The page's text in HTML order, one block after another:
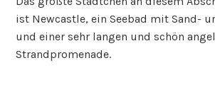
ist Newcastle, ein Seebad mit Sand-
und einer sehr langen und schön
Strandpromenade.